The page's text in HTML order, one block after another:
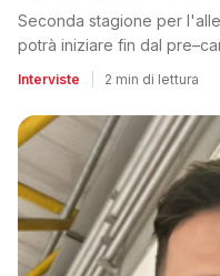
Seconda stagione per
potrà iniziare fin dal
Interviste 2 min di lettura